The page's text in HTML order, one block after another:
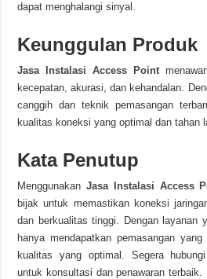
dapat menghalangi sinyal.
Keunggulan Produk
Jasa Instalasi Access Point
kecepatan, akurasi, dan kehandalan.
canggih dan teknik pemasangan
kualitas koneksi yang optimal dan tahan
Kata Penutup
MenggunakanJasa Instalasi Access
bijak untuk memastikan koneksi
dan berkualitas tinggi. Dengan layanan
hanya mendapatkan pemasangan
kualitas yang optimal. Segera
untuk konsultasi dan penawaran